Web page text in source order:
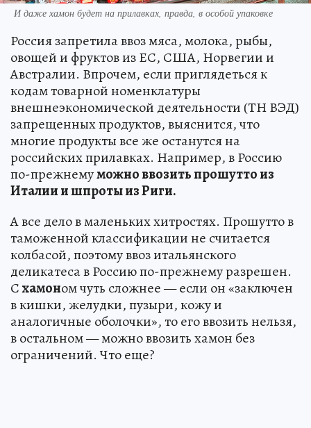
И даже хамон будет на прилавках, правда, в особой упаковке
Россия запретила ввоз мяса, молока, рыбы,
овощей и фруктов из ЕС, США, Норвегии и
Австралии. Впрочем, если приглядеться к
кодам товарной номенклатуры
внешнеэкономической деятельности (ТН ВЭД)
запрещенных продуктов, выяснится, что
многие продукты все же останутся на
российских прилавках. Например, в Россию
по-прежнемуможно ввозить прошутто из
Италии и шпроты из Риги.
А все дело в маленьких хитростях. Прошутто в
таможенной классификации не считается
колбасой, поэтому ввоз итальянского
деликатеса в Россию по-прежнему разрешен.
Схамоном чуть сложнее — если он «заключен
в кишки, желудки, пузыри, кожу и
аналогичные оболочки», то его ввозить нельзя,
в остальном — можно ввозить хамон без
ограничений. Что еще?